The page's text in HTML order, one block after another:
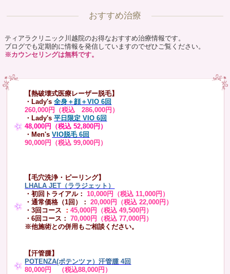
おすすめ治療
ティアラクリニック川越院のお得なおすすめ治療情報です。
ブログでも定期的に情報を発信していますのでぜひご覧ください。
※カウンセリングは無料です。
【熱破壊式医療レーザー脱毛】
・Lady's 全身＋顔＋VIO 6回
260,000円（税込 286,000円）
・Lady's平日限定 VIO 6回
48,000円（税込 52,800円）
・Men's VIO脱毛 6回
90,000円（税込 99,000円）
【毛穴洗浄・ピーリング】
LHALA JET（ララジェット）
・初回トライアル： 10,000円（税込 11,000円）
・通常価格（1回）：
20,000円（税込 22,000円）
・3回コース ：45,000円（税込 49,500円）
・6回コース：
70,000円（税込 77,000円）
※他施術との併用もご相談ください。
【汗管腫】
POTENZA(ポテンツァ）汗管腫 4回
80,000円 （税込88,000円）